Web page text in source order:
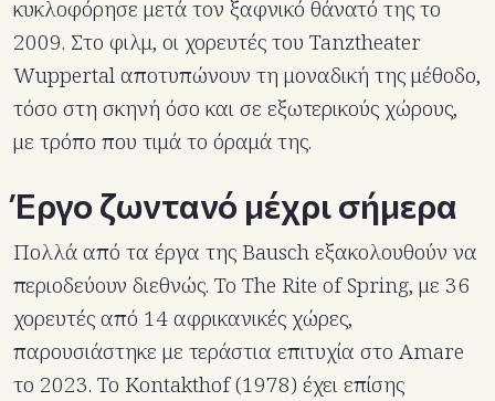
κυκλοφόρησε μετά τον ξαφνικό θάνατό της το
2009. Στο φιλμ, οι χορευτές του Tanztheater
Wuppertal αποτυπώνουν τη μοναδική της μέθοδο,
τόσο στη σκηνή όσο και σε εξωτερικούς χώρους,
με τρόπο που τιμά το όραμά της.
Έργο ζωντανό μέχρι σήμερα
Πολλά από τα έργα της Bausch εξακολουθούν να
περιοδεύουν διεθνώς. Το The Rite of Spring, με 36
χορευτές από 14 αφρικανικές χώρες,
παρουσιάστηκε με τεράστια επιτυχία στο Amare
το 2023. Το Kontakthof (1978) έχει επίσης